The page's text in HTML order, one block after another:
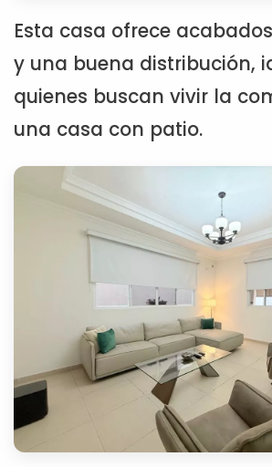
Esta casa ofrece
y una buena distribución,
quienes buscan vivir la
una casa con patio.